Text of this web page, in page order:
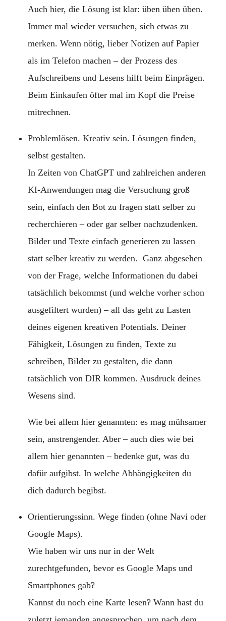
Auch hier, die Lösung ist klar: üben üben üben.
Immer mal wieder versuchen, sich etwas zu
merken. Wenn nötig, lieber Notizen auf Papier
als im Telefon machen – der Prozess des
Aufschreibens und Lesens hilft beim Einprägen.
Beim Einkaufen öfter mal im Kopf die Preise
mitrechnen.
Problemlösen. Kreativ sein. Lösungen finden,
selbst gestalten.
In Zeiten von ChatGPT und zahlreichen anderen
KI-Anwendungen mag die Versuchung groß
sein, einfach den Bot zu fragen statt selber zu
recherchieren – oder gar selber nachzudenken.
Bilder und Texte einfach generieren zu lassen
statt selber kreativ zu werden. Ganz abgesehen
von der Frage, welche Informationen du dabei
tatsächlich bekommst (und welche vorher schon
ausgefiltert wurden) – all das geht zu Lasten
deines eigenen kreativen Potentials. Deiner
Fähigkeit, Lösungen zu finden, Texte zu
schreiben, Bilder zu gestalten, die dann
tatsächlich von DIR kommen. Ausdruck deines
Wesens sind.
Wie bei allem hier genannten: es mag mühsamer
sein, anstrengender. Aber – auch dies wie bei
allem hier genannten – bedenke gut, was du
dafür aufgibst. In welche Abhängigkeiten du
dich dadurch begibst.
Orientierungssinn. Wege finden (ohne Navi oder
Google Maps).
Wie haben wir uns nur in der Welt
zurechtgefunden, bevor es Google Maps und
Smartphones gab?
Kannst du noch eine Karte lesen? Wann hast du